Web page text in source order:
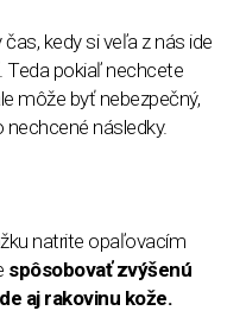
kedy si veľa z nás ide
Teda pokiaľ nechcete
môže byť nebezpečný,
následky.
natrite opaľovacím
spôsobovať zvýšenú
aj rakovinu kože.